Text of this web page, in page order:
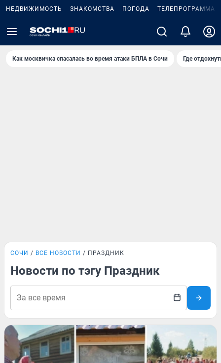
НЕДВИЖИМОСТЬ ЗНАКОМСТВА ПОГОДА ТЕЛЕПРОГРАММА
Как москвичка спасалась во время атаки БПЛА в Сочи Где
СОЧИ ВСЕ НОВОСТИ ПРАЗДНИК
Новости по тэгу Праздник